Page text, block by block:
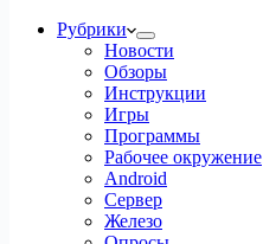
Рубрики
Новости
Обзоры
Инструкции
Игры
Программы
Рабочее окружение
Android
Сервер
Железо